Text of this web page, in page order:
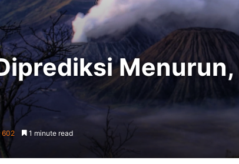
602 1 minute read